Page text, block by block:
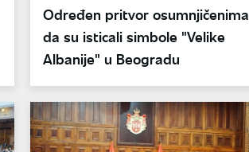
Određen pritvor osumnjičenima
da su isticali simbole "Velike
Albanije" u Beogradu